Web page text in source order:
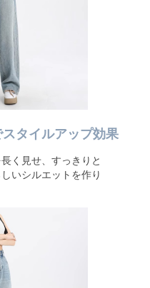
タイルアップ効果
く見せ、すっきりと
いシルエットを作り